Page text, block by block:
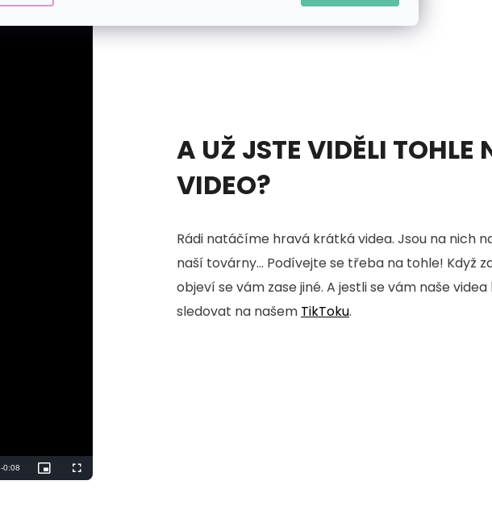
Remaining
-0:06
Picture-
in-
Fullscreen
A UŽ JSTE VIDĚLI TOHLE
VIDEO?
Rádi natáčíme hravá krátká videa. Jsou na nich
naší továrny... Podívejte se třeba na tohle! Když
objeví se vám zase jiné. A jestli se vám naše
sledovat na našem TikToku.